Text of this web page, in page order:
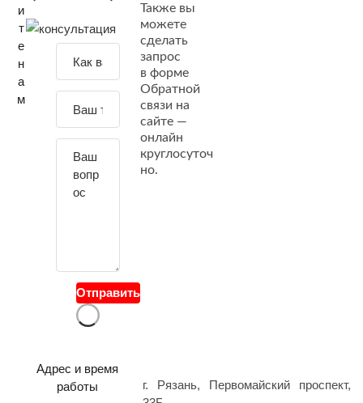
и
т
е
н
а
м
с
Отправить
Также вы
можете
сделать
запрос
в форме
Обратной
связи на
сайте —
онлайн
круглосуточ
но.
Адрес и время
работы
г. Рязань, Первомайский проспект,